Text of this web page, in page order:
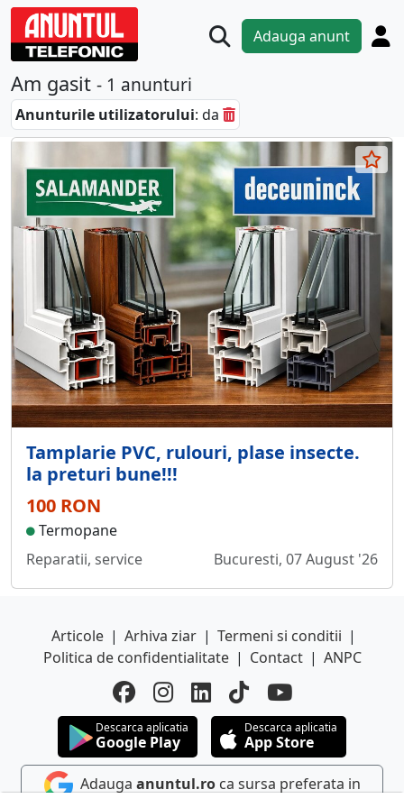
Adauga anunt
Am gasit - 1 anunturi
Anunturile utilizatorului: da
Tamplarie PVC, rulouri, plase insecte.
la preturi bune!!!
100 RON
Termopane
Reparatii, service
Bucuresti, 07 August '26
Articole | Arhiva ziar | Termeni si conditii |
Politica de confidentialitate | Contact | ANPC
Descarca aplicatia
Google Play
Descarca aplicatia
App Store
Adauga anuntul.roca sursa preferata in